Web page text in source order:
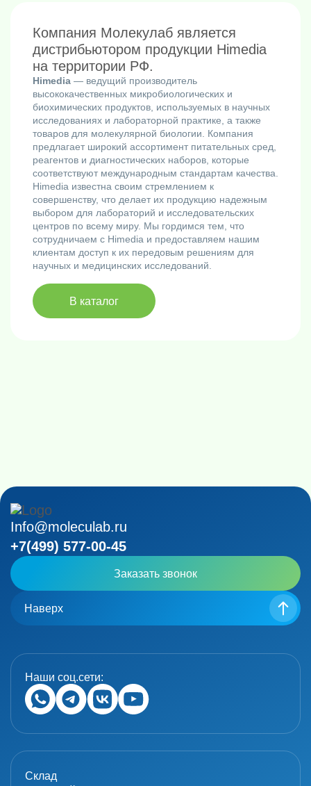
Компания Молекулаб является
дистрибьютором продукции Himedia
на территории РФ.
Himedia — ведущий производитель
высококачественных микробиологических и
биохимических продуктов, используемых в научных
исследованиях и лабораторной практике, а также
товаров для молекулярной биологии. Компания
предлагает широкий ассортимент питательных сред,
реагентов и диагностических наборов, которые
соответствуют международным стандартам качества.
Himedia известна своим стремлением к
совершенству, что делает их продукцию надежным
выбором для лабораторий и исследовательских
центров по всему миру. Мы гордимся тем, что
сотрудничаем с Himedia и предоставляем нашим
клиентам доступ к их передовым решениям для
научных и медицинских исследований.
В каталог
Info@moleculab.ru
+7(499) 577-00-45
Заказать звонок
Наверх
Наши соц.сети:
Склад